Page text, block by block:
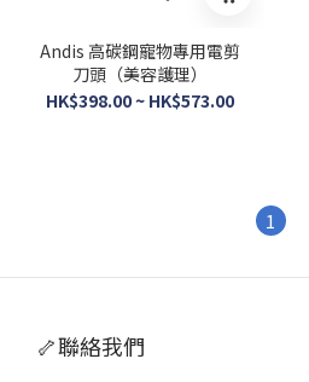
Andis 高碳鋼寵物專用電剪
刀頭（美容護理）
HK$398.00 ~ HK$573.00
1
🦴聯絡我們